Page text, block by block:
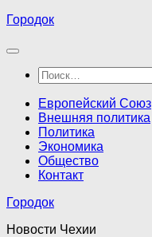
Перейти
содержимому
Городок
Найти:
Европейский Союз
Внешняя политика
Политика
Экономика
Общество
Контакт
Городок
Новости Чехии